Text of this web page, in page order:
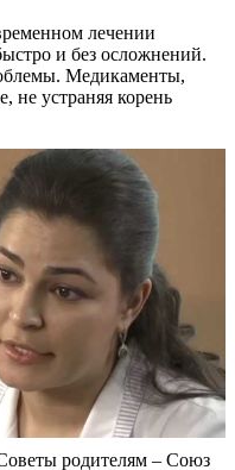
лечении
и без осложнений.
Медикаменты,
не устраняя корень
родителям – Союз